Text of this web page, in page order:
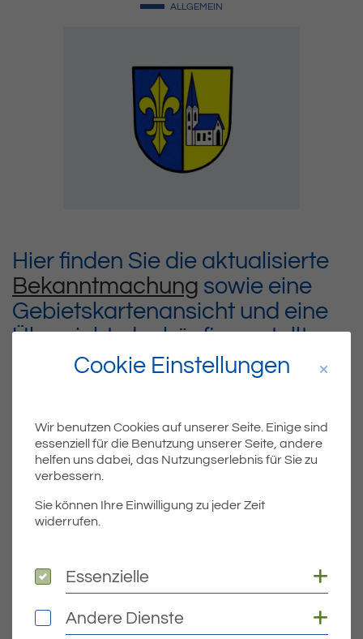
ALLGEMEIN
Hier finden Sie die aktualisierte
Bekanntmachung sowie eine
Gebietskartenansicht und eine
Übersicht der häufig gestellten
Fragen
Teile Beitrag:
ÄLTERE
Titel für Beitrag
Trinkwasserverunreinigung Eriskirch
NEUERE
Cookie Einstellungen
Wir benutzen Cookies auf unserer Seite. Einige sind
essenziell für die Benutzung unserer Seite, andere
helfen uns dabei, das Nutzungserlebnis für Sie zu
verbessern.
Sie können Ihre Einwilligung zu jeder Zeit
widerrufen.
Essenzielle
Essenzielle
Andere Dienste
Andere Dienste